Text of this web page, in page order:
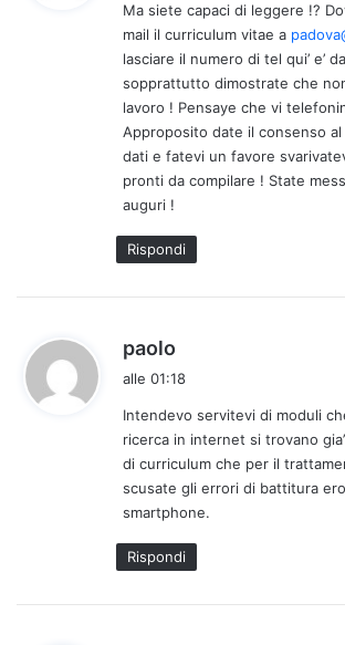
e
t
t
o
:
Ma siete capaci di leggere !?
mail il curriculum vitae a
lasciare il numero di tel qui’ e’
sopprattutto dimostrate che
lavoro ! Pensaye che vi
Approposito date il consenso
dati e fatevi un favore
pronti da compilare ! State
auguri !
Rispondi
paolo
a
e
t
t
o
:
alle 01:18
Intendevo servitevi di moduli
ricerca in internet si trovano
di curriculum che per il
scusate gli errori di battitura
smartphone.
Rispondi